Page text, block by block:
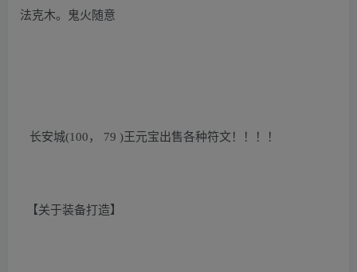
法克木。鬼火随意
长安城(100， 79 )王元宝出售各种符文！！！！
【关于装备打造】